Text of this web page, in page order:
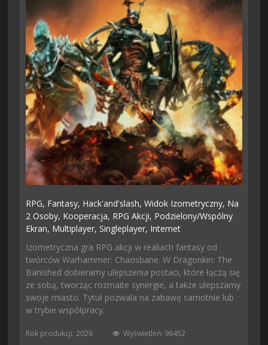
RPG, Fantasy, Hack'and'slash,Widok Izometryczny, Na
2 Osoby, Kooperacja, RPG Akcji, Podzielony/wspólny
Ekran, Multiplayer,Singleplayer, Internet
Izometryczna gra RPG akcji w realiach fantasy od
twórców Warhammer: Chaosbane. W Dragonkin: The
Banished dobieramy ulepszenia postaci, które łączą się
ze sobą, tworząc rozmaite synergie, a także ulepszamy
swoje miasto. Tytuł pozwala na zabawę samotnie lub
w trybie współpracy.
Rok produkcji: 2026 Wyświetleń: 96452